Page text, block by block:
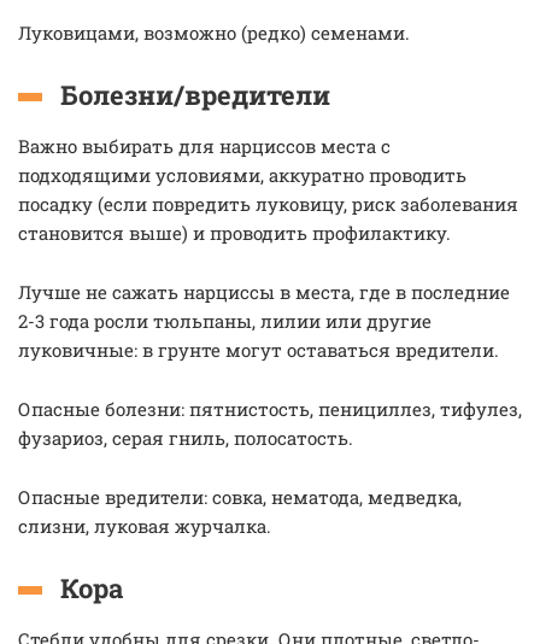
Луковицами, возможно (редко) семенами.
Болезни/вредители
Важно выбирать для нарциссов места с
подходящими условиями, аккуратно проводить
посадку (если повредить луковицу, риск заболевания
становится выше) и проводить профилактику.
Лучше не сажать нарциссы в места, где в последние
2-3 года росли тюльпаны, лилии или другие
луковичные: в грунте могут оставаться вредители.
Опасные болезни: пятнистость, пенициллез, тифулез,
фузариоз, серая гниль, полосатость.
Опасные вредители: совка, нематода, медведка,
слизни, луковая журчалка.
Кора
Стебли удобны для срезки. Они плотные, светло-